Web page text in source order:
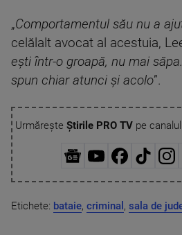
„Comportamentul său nu a
celălalt avocat al acestuia,
ești într-o groapă, nu mai
spun chiar atunci și acolo”.
Urmărește Știrile PRO TVpe
Etichete: bataie, criminal , sala de